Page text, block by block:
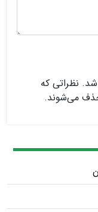
نظراتی که
حذف می‌شوند.